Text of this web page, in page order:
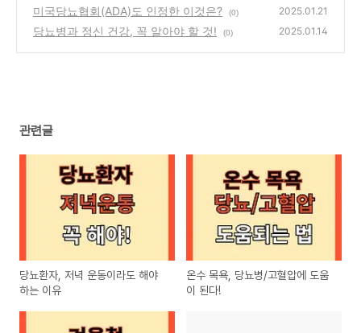
미국당뇨협회(ADA)도 인정한 이것은? (0) 2025.01.21
당뇨병과 정신 건강, 꼭 알아야 할 것! (0) 2025.01.14
관련글
당뇨환자, 저녁 운동이라도 해야
하는 이유
온수 목욕, 당뇨병/고혈압에 도움
이 된다!